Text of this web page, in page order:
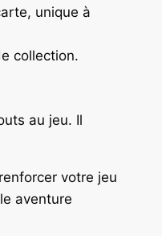
unique à
collection.
au jeu. Il
votre jeu
aventure